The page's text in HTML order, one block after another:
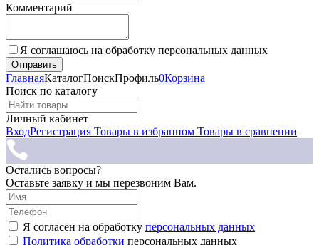
Комментарий
Я соглашаюсь на обработку персональных данных
ГлавнаяКаталогПоискПрофиль0Корзина
Поиск по каталогу
Личный кабинет
ВходРегистрация Товары в избранном Товары в сравнении
Остались вопросы?
Оставьте заявку и мы перезвоним Вам.
Я согласен на обработку персональных данных
Политика обработки персональных данных